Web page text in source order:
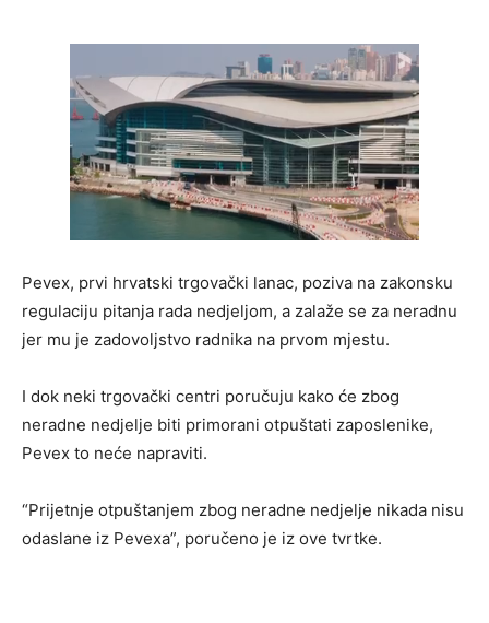
Pevex, prvi hrvatski trgovački lanac, poziva na zakonsku
regulaciju pitanja rada nedjeljom, a zalaže se za neradnu
jer mu je zadovoljstvo radnika na prvom mjestu.
I dok neki trgovački centri poručuju kako će zbog
neradne nedjelje biti primorani otpuštati zaposlenike,
Pevex to neće napraviti.
“Prijetnje otpuštanjem zbog neradne nedjelje nikada nisu
odaslane iz Pevexa”, poručeno je iz ove tvrtke.